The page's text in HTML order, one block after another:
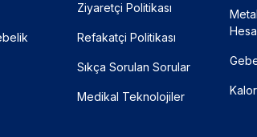
Ziyaretçi Politikası
Refakatçi Politikası
Sıkça Sorulan Sorular
Medikal Teknolojiler